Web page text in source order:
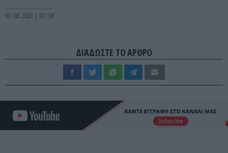
07.08.2026 | 07:38
ΔΙΑΔΩΣΤΕ ΤΟ ΑΡΘΡΟ